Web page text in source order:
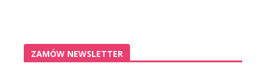
ZAMÓW NEWSLETTER